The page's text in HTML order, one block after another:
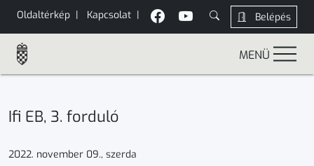
Oldaltérkép | Kapcsolat | Belépés
MENÜ
Ifi EB, 3. forduló
2022. november 09., szerda